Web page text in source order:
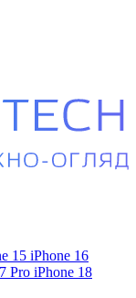
15 iPhone 16
Pro iPhone 18